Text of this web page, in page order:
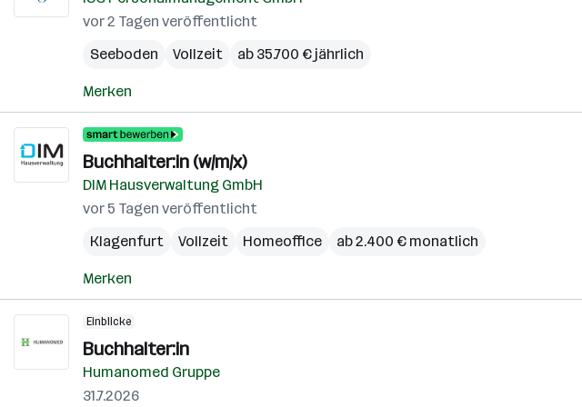
vor 2 Tagen veröffentlicht
Seeboden
Vollzeit ab 35.700 € jährlich
Merken
Buchhalter:in (w/m/x)
DIM Hausverwaltung GmbH
vor 5 Tagen veröffentlicht
Klagenfurt
Vollzeit Homeoffice ab 2.400 € monatlich
Merken
Einblicke
Buchhalter:in
Humanomed Gruppe
31.7.2026